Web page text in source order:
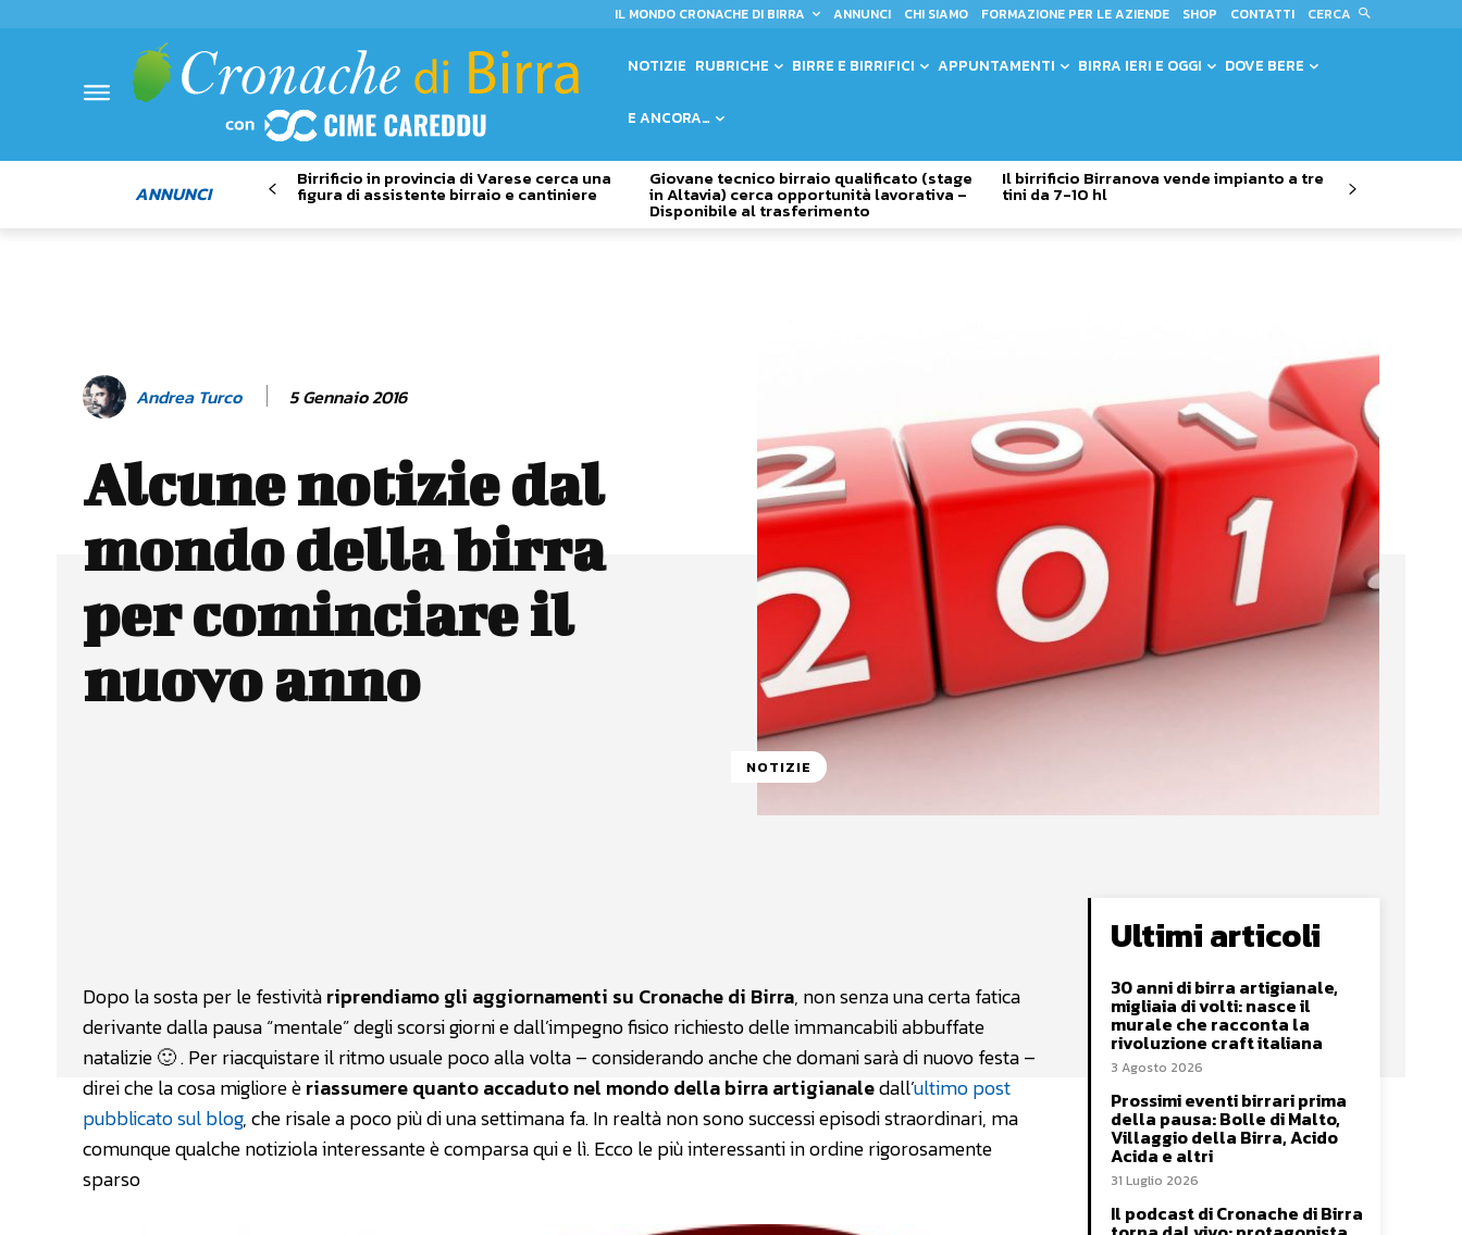
IL MONDO CRONACHE DI BIRRA ANNUNCI CHI SIAMO FORMAZIONE PER LE AZIENDE SHOP CONTATTI CERCA
NOTIZIE RUBRICHE BIRRE E BIRRIFICI APPUNTAMENTI BIRRA IERI E OGGI DOVE BERE
E ANCORA…
ANNUNCI
Birrificio in provincia di Varese cerca una
figura di assistente birraio e cantiniere
Giovane tecnico birraio qualificato (stage
in Altavia) cerca opportunità lavorativa –
Disponibile al trasferimento
Il birrificio Birranova vende impianto a tre
tini da 7-10 hl
Andrea Turco 5 Gennaio 2016
Alcune notizie dal
mondo della birra
per cominciare il
nuovo anno
NOTIZIE
Dopo la sosta per le festivitàriprendiamo gli aggiornamenti su Cronache di Birra, non senza una certa fatica
derivante dalla pausa “mentale” degli scorsi giorni e dall’impegno fisico richiesto delle immancabili abbuffate
natalizie 🙂 . Per riacquistare il ritmo usuale poco alla volta – considerando anche che domani sarà di nuovo festa –
direi che la cosa migliore èriassumere quanto accaduto nel mondo della birra artigianaledall’ultimo post
pubblicato sul blog, che risale a poco più di una settimana fa. In realtà non sono successi episodi straordinari, ma
comunque qualche notiziola interessante è comparsa qui e lì. Ecco le più interessanti in ordine rigorosamente
sparso
Ultimi articoli
30 anni di birra artigianale,
migliaia di volti: nasce il
murale che racconta la
rivoluzione craft italiana
3 Agosto 2026
Prossimi eventi birrari prima
della pausa: Bolle di Malto,
Villaggio della Birra, Acido
Acida e altri
31 Luglio 2026
Il podcast di Cronache di Birra